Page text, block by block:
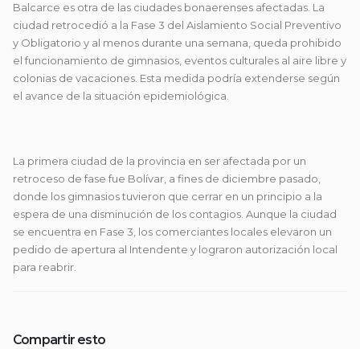
Balcarce es otra de las ciudades bonaerenses afectadas. La
ciudad retrocedió a la Fase 3 del Aislamiento Social Preventivo
y Obligatorio y al menos durante una semana, queda prohibido
el funcionamiento de gimnasios, eventos culturales al aire libre y
colonias de vacaciones. Esta medida podría extenderse según
el avance de la situación epidemiológica.
La primera ciudad de la provincia en ser afectada por un
retroceso de fase fue Bolívar, a fines de diciembre pasado,
donde los gimnasios tuvieron que cerrar en un principio a la
espera de una disminución de los contagios. Aunque la ciudad
se encuentra en Fase 3, los comerciantes locales elevaron un
pedido de apertura al Intendente y lograron autorización local
para reabrir.
Compartir esto